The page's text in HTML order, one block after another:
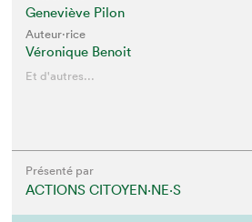
Geneviève Pilon
Auteur·rice
Véronique Benoit
Et d'autres...
Présenté par
ACTIONS CITOYEN⋅NE⋅S